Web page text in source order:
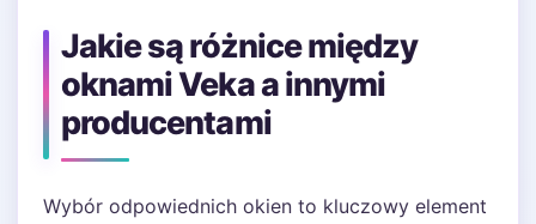
Jakie są różnice między
oknami Veka a innymi
producentami
Wybór odpowiednich okien to kluczowy element